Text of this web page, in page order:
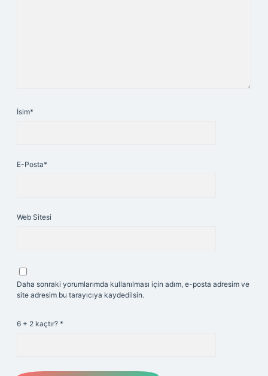
İsim*
E-Posta*
Web Sitesi
Daha sonraki yorumlarımda kullanılması için adım, e-posta adresim ve
site adresim bu tarayıcıya kaydedilsin.
6 + 2 kaçtır? *